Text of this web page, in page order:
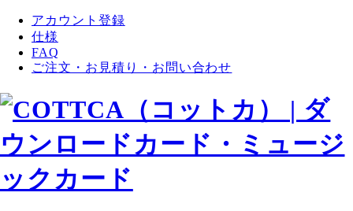
アカウント登録
仕様
FAQ
ご注文・お見積り・お問い合わせ